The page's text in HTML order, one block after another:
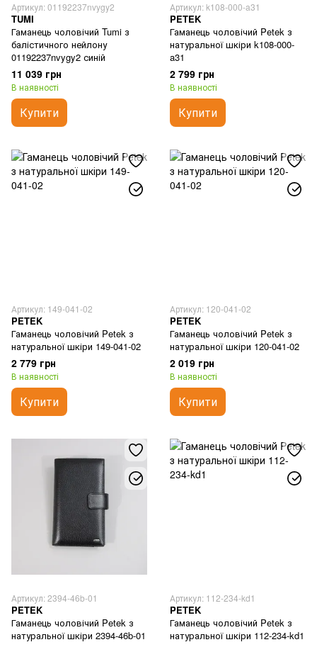
Артикул: 01192237nvygy2
TUMI
Гаманець чоловічий Tumi з
балістичного нейлону
01192237nvygy2 синій
11 039 грн
В наявності
Купити
Артикул: k108-000-a31
PETEK
Гаманець чоловічий Petek з
натуральної шкіри k108-000-
a31
2 799 грн
В наявності
Купити
Артикул: 149-041-02
PETEK
Гаманець чоловічий Petek з
натуральної шкіри 149-041-02
2 779 грн
В наявності
Купити
Артикул: 120-041-02
PETEK
Гаманець чоловічий Petek з
натуральної шкіри 120-041-02
2 019 грн
В наявності
Купити
Артикул: 2394-46b-01
PETEK
Гаманець чоловічий Petek з
натуральної шкіри 2394-46b-01
Артикул: 112-234-kd1
PETEK
Гаманець чоловічий Petek з
натуральної шкіри 112-234-kd1